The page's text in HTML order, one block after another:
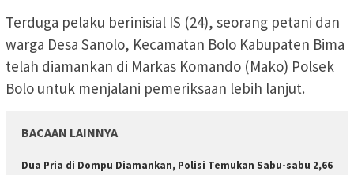
Terduga pelaku berinisial IS (24), seorang petani dan
warga Desa Sanolo, Kecamatan Bolo Kabupaten Bima
telah diamankan di Markas Komando (Mako) Polsek
Bolo untuk menjalani pemeriksaan lebih lanjut.
BACAAN LAINNYA
Dua Pria di Dompu Diamankan, Polisi Temukan Sabu-sabu 2,66